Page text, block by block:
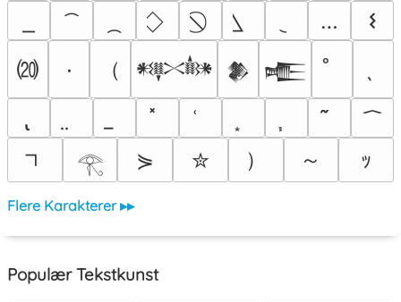
…
𐌔
⒇
٠ （ 𒀰 𒆎 𒍫
𓂀 ⋟ ✮ ） ～ ｯ
Flere Karakterer ▸▸
Populær Tekstkunst